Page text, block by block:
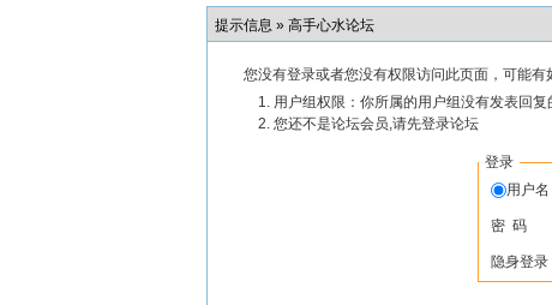
提示信息 » 高手心水论坛
您没有登录或者您没有权限访问此页面，可能有
用户组权限：你所属的用户组没有发表回复
您还不是论坛会员,请先登录论坛
登录
用户
密 码
隐身登录